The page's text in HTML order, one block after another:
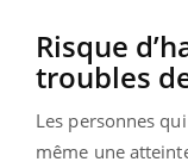
Risque
troubles
Les personnes
même une